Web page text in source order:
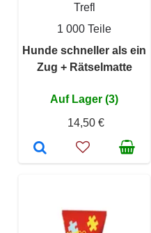
Trefl
1 000 Teile
Hunde schneller als ein
Zug + Rätselmatte
Auf Lager (3)
14,50 €